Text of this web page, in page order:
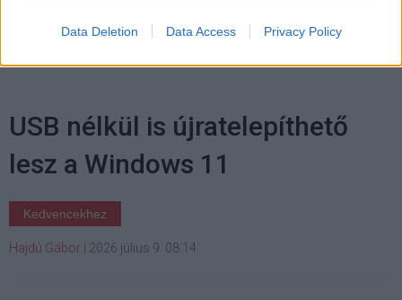
Data Deletion Data Access Privacy Policy
USB nélkül is újratelepíthető
lesz a Windows 11
Kedvencekhez
Hajdú Gábor 2026 július 9. 08:14